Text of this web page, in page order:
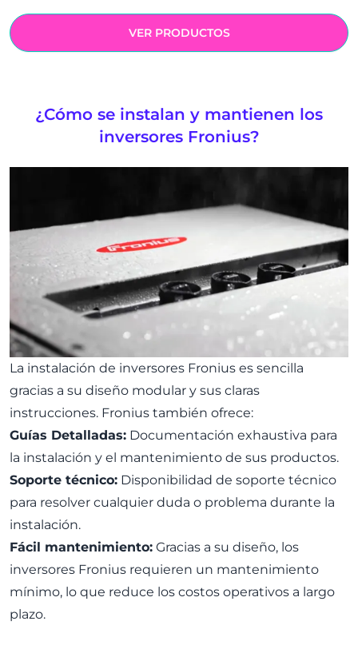
VER PRODUCTOS
¿Cómo se instalan y mantienen los
inversores Fronius?
La instalación de inversores Fronius es sencilla
gracias a su diseño modular y sus claras
instrucciones. Fronius también ofrece:
Guías Detalladas: Documentación exhaustiva para
la instalación y el mantenimiento de sus productos.
Soporte técnico: Disponibilidad de soporte técnico
para resolver cualquier duda o problema durante la
instalación.
Fácil mantenimiento: Gracias a su diseño, los
inversores Fronius requieren un mantenimiento
mínimo, lo que reduce los costos operativos a largo
plazo.